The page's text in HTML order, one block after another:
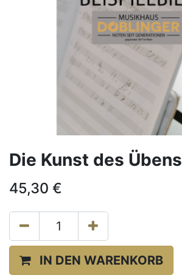
Die Kunst des Übens
45,30 €
IN DEN WARENKORB